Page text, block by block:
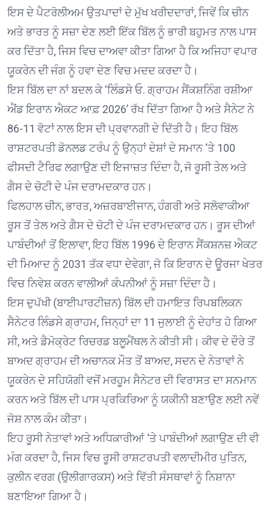
ਇਸ ਦੇ ਪੈਟਰੋਲੀਅਮ ਉਤਪਾਦਾਂ ਦੇ ਮੁੱਖ ਖਰੀਦਦਾਰਾਂ, ਜਿਵੇਂ ਕਿ ਚੀਨ
ਅਤੇ ਭਾਰਤ ਨੂੰ ਸਜ਼ਾ ਦੇਣ ਲਈ ਇੱਕ ਬਿੱਲ ਨੂੰ ਭਾਰੀ ਬਹੁਮਤ ਨਾਲ ਪਾਸ
ਕਰ ਦਿੱਤਾ ਹੈ, ਜਿਸ ਵਿਚ ਦਾਅਵਾ ਕੀਤਾ ਗਿਆ ਹੈ ਕਿ ਅਜਿਹਾ ਵਪਾਰ
ਯੂਕਰੇਨ ਦੀ ਜੰਗ ਨੂੰ ਹਵਾ ਦੇਣ ਵਿਚ ਮਦਦ ਕਰਦਾ ਹੈ।
ਇਸ ਬਿੱਲ ਦਾ ਨਾਂ ਬਦਲ ਕੇ ‘ਲਿੰਡਸੇ ਓ. ਗ੍ਰਾਹਮ ਸੈਂਕਸ਼ਨਿੰਗ ਰਸ਼ੀਆ
ਐਂਡ ਇਰਾਨ ਐਕਟ ਆਫ਼ 2026’ ਰੱਖ ਦਿੱਤਾ ਗਿਆ ਹੈ ਅਤੇ ਸੈਨੇਟ ਨੇ
86-11 ਵੋਟਾਂ ਨਾਲ ਇਸ ਦੀ ਪ੍ਰਵਾਨਗੀ ਦੇ ਦਿੱਤੀ ਹੈ। ਇਹ ਬਿੱਲ
ਰਾਸ਼ਟਰਪਤੀ ਡੋਨਲਡ ਟਰੰਪ ਨੂੰ ਉਨ੍ਹਾਂ ਦੇਸ਼ਾਂ ਦੇ ਸਮਾਨ ‘ਤੇ 100
ਫੀਸਦੀ ਟੈਰਿਫ ਲਗਾਉਣ ਦੀ ਇਜਾਜ਼ਤ ਦਿੰਦਾ ਹੈ, ਜੋ ਰੂਸੀ ਤੇਲ ਅਤੇ
ਗੈਸ ਦੇ ਚੋਟੀ ਦੇ ਪੰਜ ਦਰਾਮਦਕਾਰ ਹਨ।
ਫਿਲਹਾਲ ਚੀਨ, ਭਾਰਤ, ਅਜ਼ਰਬਾਈਜਾਨ, ਹੰਗਰੀ ਅਤੇ ਸਲੋਵਾਕੀਆ
ਰੂਸ ਤੋਂ ਤੇਲ ਅਤੇ ਗੈਸ ਦੇ ਚੋਟੀ ਦੇ ਪੰਜ ਦਰਾਮਦਕਾਰ ਹਨ। ਰੂਸ ਦੀਆਂ
ਪਾਬੰਦੀਆਂ ਤੋਂ ਇਲਾਵਾ, ਇਹ ਬਿੱਲ 1996 ਦੇ ਇਰਾਨ ਸੈਂਕਸ਼ਨਜ਼ ਐਕਟ
ਦੀ ਮਿਆਦ ਨੂੰ 2031 ਤੱਕ ਵਧਾ ਦੇਵੇਗਾ, ਜੋ ਕਿ ਇਰਾਨ ਦੇ ਊਰਜਾ ਖੇਤਰ
ਵਿਚ ਨਿਵੇਸ਼ ਕਰਨ ਵਾਲੀਆਂ ਕੰਪਨੀਆਂ ਨੂੰ ਸਜ਼ਾ ਦਿੰਦਾ ਹੈ।
ਇਸ ਦੁਪੱਖੀ (ਬਾਈਪਾਰਟੀਜ਼ਨ) ਬਿੱਲ ਦੀ ਹਮਾਇਤ ਰਿਪਬਲਿਕਨ
ਸੈਨੇਟਰ ਲਿੰਡਸੇ ਗ੍ਰਾਹਮ, ਜਿਨ੍ਹਾਂ ਦਾ 11 ਜੁਲਾਈ ਨੂੰ ਦੇਹਾਂਤ ਹੋ ਗਿਆ
ਸੀ, ਅਤੇ ਡੈਮੋਕ੍ਰੇਟ ਰਿਚਰਡ ਬਲੂਮੈਂਥਲ ਨੇ ਕੀਤੀ ਸੀ। ਕੀਵ ਦੇ ਦੌਰੇ ਤੋਂ
ਬਾਅਦ ਗ੍ਰਾਹਮ ਦੀ ਅਚਾਨਕ ਮੌਤ ਤੋਂ ਬਾਅਦ, ਸਦਨ ਦੇ ਨੇਤਾਵਾਂ ਨੇ
ਯੂਕਰੇਨ ਦੇ ਸਹਿਯੋਗੀ ਵਜੋਂ ਮਰਹੂਮ ਸੈਨੇਟਰ ਦੀ ਵਿਰਾਸਤ ਦਾ ਸਨਮਾਨ
ਕਰਨ ਅਤੇ ਬਿੱਲ ਦੀ ਪਾਸ ਪ੍ਰਕਿਰਿਆ ਨੂੰ ਯਕੀਨੀ ਬਣਾਉਣ ਲਈ ਨਵੇਂ
ਜੋਸ਼ ਨਾਲ ਕੰਮ ਕੀਤਾ।
ਇਹ ਰੂਸੀ ਨੇਤਾਵਾਂ ਅਤੇ ਅਧਿਕਾਰੀਆਂ ‘ਤੇ ਪਾਬੰਦੀਆਂ ਲਗਾਉਣ ਦੀ ਵੀ
ਮੰਗ ਕਰਦਾ ਹੈ, ਜਿਸ ਵਿਚ ਰੂਸੀ ਰਾਸ਼ਟਰਪਤੀ ਵਲਾਦੀਮੀਰ ਪੁਤਿਨ,
ਕੁਲੀਨ ਵਰਗ (ਉਲੀਗਾਰਕਸ) ਅਤੇ ਵਿੱਤੀ ਸੰਸਥਾਵਾਂ ਨੂੰ ਨਿਸ਼ਾਨਾ
ਬਣਾਇਆ ਗਿਆ ਹੈ।